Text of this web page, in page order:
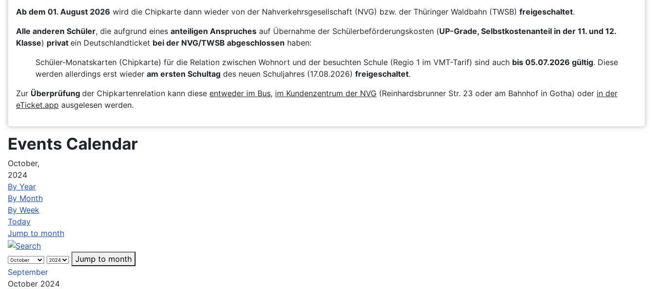
Ab dem 01. August 2026 wird die Chipkarte dann wieder von der Nahverkehrsgesellschaft (NVG) bzw. der Thüringer Waldbahn (TWSB) freigeschaltet.
Alle anderen Schüler, die aufgrund eines anteiligen Anspruches auf Übernahme der Schülerbeförderungskosten (UP-Grade, Selbstkostenanteil in der 11. und 12.
Klasse) privat ein Deutschlandticket bei der NVG/TWSB abgeschlossen haben:
Schüler-Monatskarten (Chipkarte) für die Relation zwischen Wohnort und der besuchten Schule (Regio 1 im VMT-Tarif) sind auch bis 05.07.2026 gültig. Diese
werden allerdings erst wieder am ersten Schultag des neuen Schuljahres (17.08.2026) freigeschaltet.
Zur Überprüfung der Chipkartenrelation kann diese entweder im Bus, im Kundenzentrum der NVG (Reinhardsbrunner Str. 23 oder am Bahnhof in Gotha) oder in der
eTicket.app ausgelesen werden.
Events Calendar
October,
2024
By Year
By Month
By Week
Today
Jump to month
Jump to month
September
October 2024